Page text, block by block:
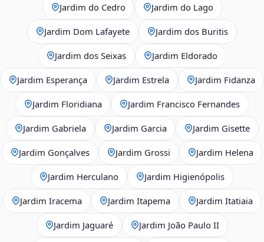
Jardim do Cedro Jardim do Lago
Jardim Dom Lafayete Jardim dos Buritis
Jardim dos Seixas Jardim Eldorado
Jardim Esperança Jardim Estrela Jardim Fidanza
Jardim Floridiana Jardim Francisco Fernandes
Jardim Gabriela Jardim Garcia Jardim Gisette
Jardim Gonçalves Jardim Grossi Jardim Helena
Jardim Herculano Jardim Higienópolis
Jardim Iracema Jardim Itapema Jardim Itatiaia
Jardim Jaguaré Jardim João Paulo II